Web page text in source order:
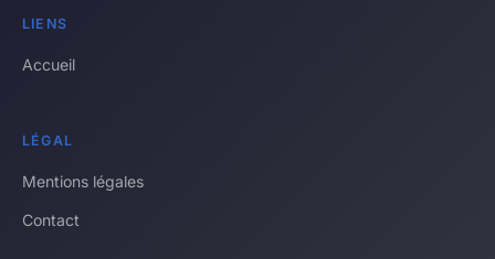
LIENS
Accueil
LÉGAL
Mentions légales
Contact